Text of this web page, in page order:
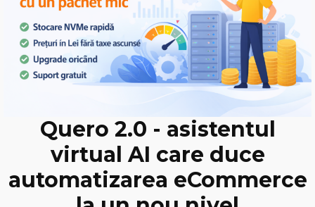
Quero 2.0 - asistentul
virtual AI care duce
automatizarea eCommerce